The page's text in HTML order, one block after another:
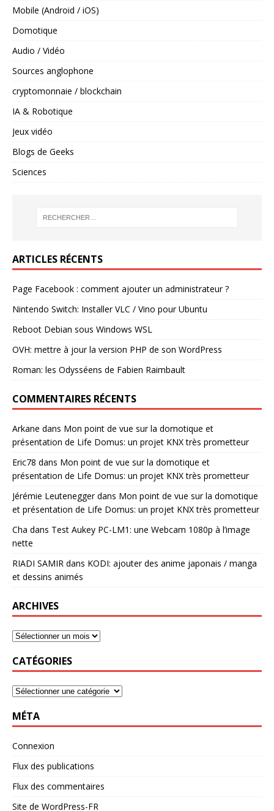
Mobile (Android / iOS)
Domotique
Audio / Vidéo
Sources anglophone
cryptomonnaie / blockchain
IA & Robotique
Jeux vidéo
Blogs de Geeks
Sciences
ARTICLES RÉCENTS
Page Facebook : comment ajouter un administrateur ?
Nintendo Switch: Installer VLC / Vino pour Ubuntu
Reboot Debian sous Windows WSL
OVH: mettre à jour la version PHP de son WordPress
Roman: les Odysséens de Fabien Raimbault
COMMENTAIRES RÉCENTS
Arkane dans Mon point de vue sur la domotique et
présentation de Life Domus: un projet KNX très prometteur
Eric78 dans Mon point de vue sur la domotique et
présentation de Life Domus: un projet KNX très prometteur
Jérémie Leuteneggerdans Mon point de vue sur la domotique
et présentation de Life Domus: un projet KNX très prometteur
Cha dans Test Aukey PC-LM1: une Webcam 1080p à l’image
nette
RIADI SAMIR dans KODI: ajouter des anime japonais / manga
et dessins animés
ARCHIVES
CATÉGORIES
MÉTA
Connexion
Flux des publications
Flux des commentaires
Site de WordPress-FR